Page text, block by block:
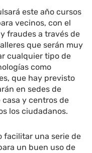
este año cursos
vecinos, con el
fraudes a través de
que serán muy
cualquier tipo de
como
que hay previsto
en sedes de
casa y centros de
los ciudadanos.
facilitar una serie de
un buen uso de